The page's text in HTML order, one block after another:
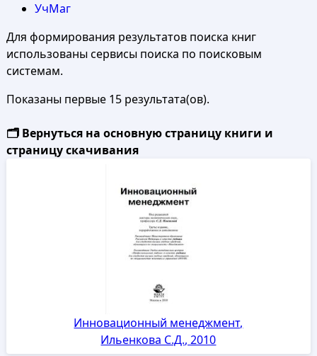
УчМаг
Для формирования результатов поиска книг
использованы сервисы поиска по поисковым
системам.
Показаны первые 15 результата(ов).
🗂️ Вернуться на основную страницу книги и
страницу скачивания
Инновационный менеджмент,
Ильенкова С.Д., 2010